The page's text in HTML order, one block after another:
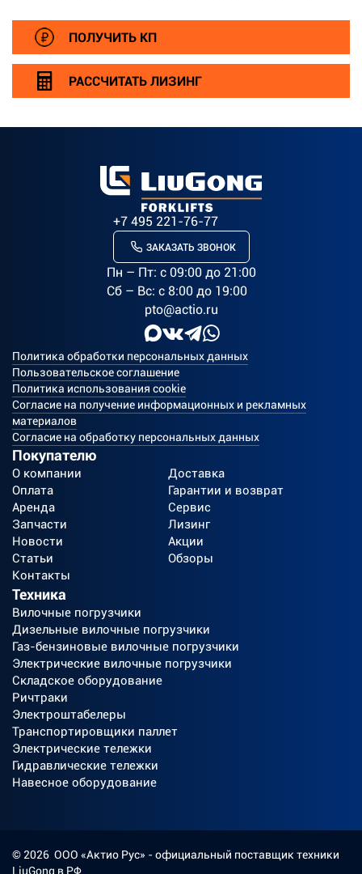
ПОЛУЧИТЬ КП
РАССЧИТАТЬ ЛИЗИНГ
+7 495 221-76-77
ЗАКАЗАТЬ ЗВОНОК
Пн – Пт: c 09:00 до 21:00
Сб – Вс: с 8:00 до 19:00
pto@actio.ru
Политика обработки персональных данных
Пользовательское соглашение
Политика использования cookie
Согласие на получение информационных и рекламных
материалов
Согласие на обработку персональных данных
Покупателю
О компании
Доставка
Оплата
Гарантии и возврат
Аренда
Сервис
Запчасти
Лизинг
Новости
Акции
Статьи
Обзоры
Контакты
Техника
Вилочные погрузчики
Дизельные вилочные погрузчики
Газ-бензиновые вилочные погрузчики
Электрические вилочные погрузчики
Складское оборудование
Ричтраки
Электроштабелеры
Транспортировщики паллет
Электрические тележки
Гидравлические тележки
Навесное оборудование
© 2026 ООО «Актио Рус» - официальный поставщик техники
LiuGong в РФ